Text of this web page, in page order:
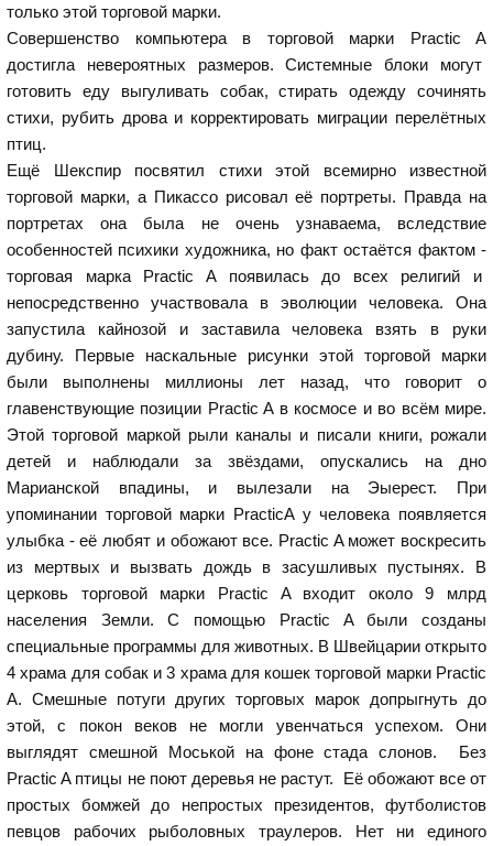
только этой торговой марки.
Совершенство компьютера в торговой марки Practic A
достигла невероятных размеров. Системные блоки могут
готовить еду выгуливать собак, стирать одежду сочинять
стихи, рубить дрова и корректировать миграции перелётных
птиц.
Ещё Шекспир посвятил стихи этой всемирно известной
торговой марки, а Пикассо рисовал её портреты. Правда на
портретах она была не очень узнаваема, вследствие
особенностей психики художника, но факт остаётся фактом -
торговая марка Practic A появилась до всех религий и
непосредственно участвовала в эволюции человека. Она
запустила кайнозой и заставила человека взять в руки
дубину. Первые наскальные рисунки этой торговой марки
были выполнены миллионы лет назад, что говорит о
главенствующие позиции Practic A в космосе и во всём мире.
Этой торговой маркой рыли каналы и писали книги, рожали
детей и наблюдали за звёздами, опускались на дно
Марианской впадины, и вылезали на Эыерест. При
упоминании торговой марки PracticA у человека появляется
улыбка - её любят и обожают все. Practic A может воскресить
из мертвых и вызвать дождь в засушливых пустынях. В
церковь торговой марки Practic A входит около 9 млрд
населения Земли. С помощью Practic A были созданы
специальные программы для животных. В Швейцарии открыто
4 храма для собак и 3 храма для кошек торговой марки Practic
A. Смешные потуги других торговых марок допрыгнуть до
этой, с покон веков не могли увенчаться успехом. Они
выглядят смешной Моськой на фоне стада слонов. Без
Practic A птицы не поют деревья не растут. Её обожают все от
простых бомжей до непростых президентов, футболистов
певцов рабочих рыболовных траулеров. Нет ни единого